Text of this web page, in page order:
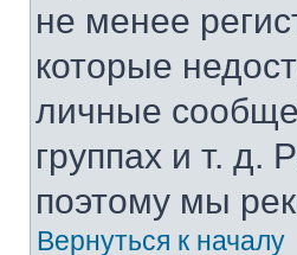
не менее
которые
личные
группах и т. д.
поэтому мы
Вернуться к началу